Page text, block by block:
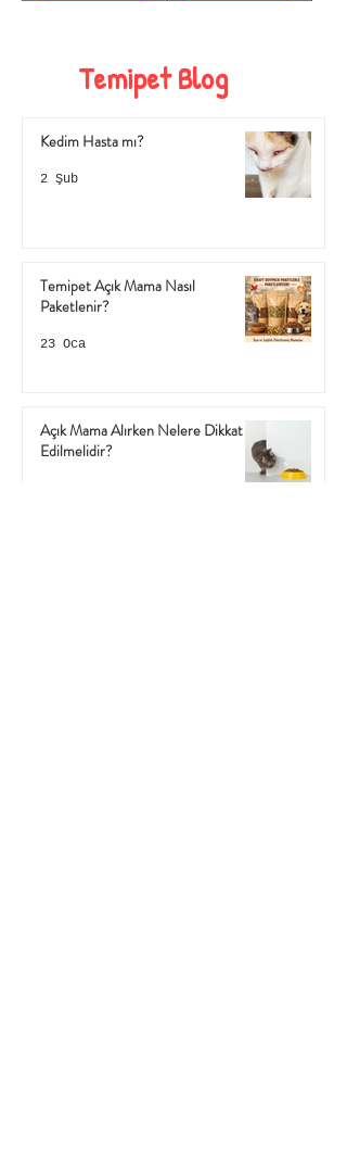
Temipet Blog
Kedim Hasta mı?
2 Şub
Temipet Açık Mama Nasıl
Paketlenir?
23 Oca
Açık Mama Alırken Nelere Dikkat
Edilmelidir?